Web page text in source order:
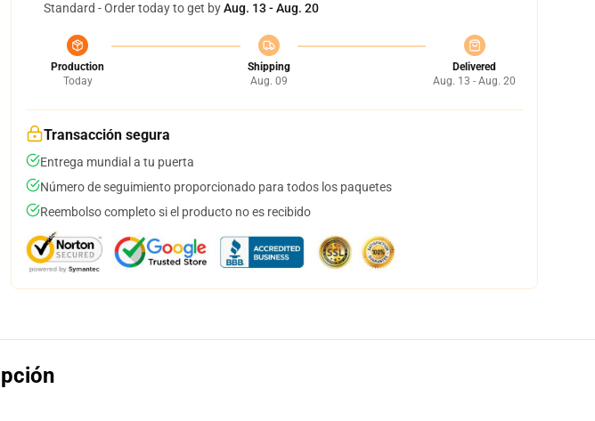
Standard - Order today to get byAug. 13 - Aug. 20
Production
Today
Shipping
Aug. 09
Delivered
Aug. 13 - Aug. 20
Transacción segura
Entrega mundial a tu puerta
Número de seguimiento proporcionado para todos los paquetes
Reembolso completo si el producto no es recibido